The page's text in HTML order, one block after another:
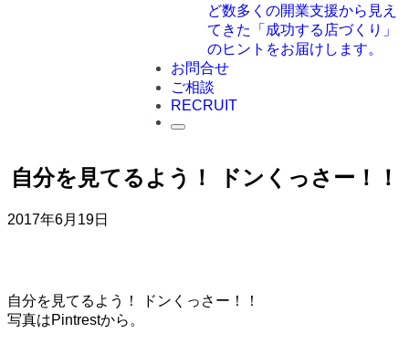
ど数多くの開業支援から見え
てきた「成功する店づくり」
のヒントをお届けします。
お問合せ
ご相談
RECRUIT
自分を見てるよう！ ドンくっさー！！
2017年6月19日
自分を見てるよう！ ドンくっさー！！
写真はPintrestから。